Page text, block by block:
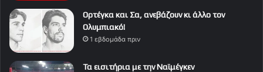
Ορτέγκα και Σα, ανεβάζουν κι άλλο τον
Ολυμπιακό!
1 εβδομάδα πριν
Τα εισιτήρια με την Ναϊμέγκεν